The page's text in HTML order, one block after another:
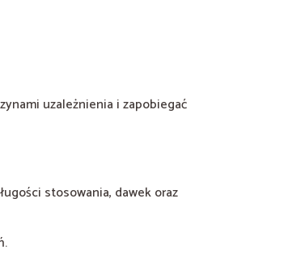
uzależnienia i zapobiegać
stosowania, dawek oraz